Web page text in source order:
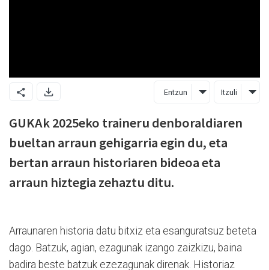
Entzun Itzuli
GUKAk 2025eko traineru denboraldiaren
bueltan arraun gehigarria egin du, eta
bertan arraun historiaren bideoa eta
arraun hiztegia zehaztu ditu.
Arraunaren historia datu bitxiz eta esanguratsuz beteta
dago. Batzuk, agian, ezagunak izango zaizkizu, baina
badira beste batzuk ezezagunak direnak. Historiaz